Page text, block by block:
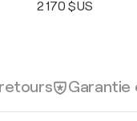
2 170 $US
Garantie